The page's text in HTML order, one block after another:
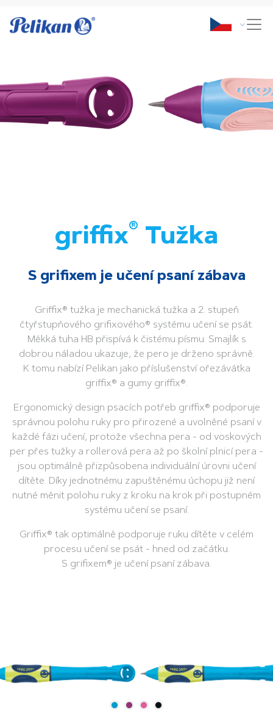
griffix® Tužka
S grifixem je učení psaní zábava
Griffix® tužka je mechanická tužka a 2. stupeň
čtyřstupňového grifixového® systému učení se psát.
Měkká tuha HB přispívá k čistému písmu. Smajlík s
dobrou náladou ukazuje, že pero je drženo správně.
K tomu nabízí Pelikan jako příslušenství ořezávátka
griffix® a gumy griffix®.
Ergonomický design psacích potřeb griffix® podporuje
správnou polohu ruky pro přirozené a uvolněné psaní v
každé fázi učení, protože všechna pera - od voskových
per přes tužky a rollerová pera až po školní plnicí pera -
jsou optimálně přizpůsobena individuální úrovni učení
dítěte. Díky jednotnému zapuštěnému úchopu již není
nutné měnit polohu ruky z kroku na krok při postupném
systému učení se psaní.
Griffix® tak optimálně podporuje ruku dítěte v celém
procesu učení se psát - hned od začátku.
S grifixem® je učení psaní zábava.